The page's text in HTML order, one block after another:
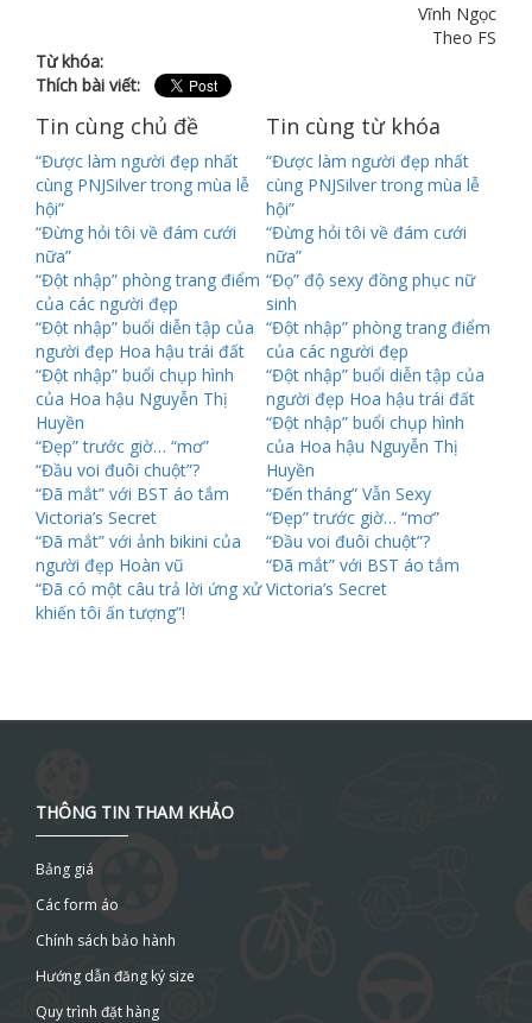
Vĩnh Ngọc
Theo FS
Từ khóa:
Thích bài viết:
Tin cùng chủ đề
“Được làm người đẹp nhất
cùng PNJSilver trong mùa lễ
hội”
“Đừng hỏi tôi về đám cưới
nữa”
“Đột nhập” phòng trang điểm
của các người đẹp
“Đột nhập” buổi diễn tập của
người đẹp Hoa hậu trái đất
“Đột nhập” buổi chụp hình
của Hoa hậu Nguyễn Thị
Huyền
“Đẹp” trước giờ… “mơ”
“Đầu voi đuôi chuột”?
“Đã mắt” với BST áo tắm
Victoria’s Secret
“Đã mắt” với ảnh bikini của
người đẹp Hoàn vũ
“Đã có một câu trả lời ứng xử
khiến tôi ấn tượng”!
Tin cùng từ khóa
“Được làm người đẹp nhất
cùng PNJSilver trong mùa lễ
hội”
“Đừng hỏi tôi về đám cưới
nữa”
“Đọ” độ sexy đồng phục nữ
sinh
“Đột nhập” phòng trang điểm
của các người đẹp
“Đột nhập” buổi diễn tập của
người đẹp Hoa hậu trái đất
“Đột nhập” buổi chụp hình
của Hoa hậu Nguyễn Thị
Huyền
“Đến tháng” Vẫn Sexy
“Đẹp” trước giờ… “mơ”
“Đầu voi đuôi chuột”?
“Đã mắt” với BST áo tắm
Victoria’s Secret
THÔNG TIN THAM KHẢO
Bảng giá
Các form áo
Chính sách bảo hành
Hướng dẫn đăng ký size
Quy trình đặt hàng